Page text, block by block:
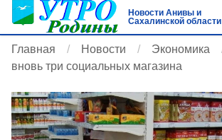
Новости Анивы и
Сахалинской области
Главная Новости Экономика
вновь три социальных магазина